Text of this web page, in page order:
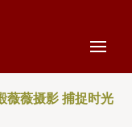
薇薇摄影 捕捉时光